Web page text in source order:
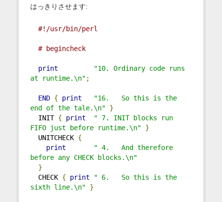
はっきりさせます:
#!/usr/bin/perl
# begincheck
print
"10. Ordinary code runs
at runtime.\n" ;
END { print
"16.   So this is the
end of the tale.\n"
}
INIT { print
" 7. INIT blocks run
FIFO just before runtime.\n"
}
UNITCHECK {
print
" 4.   And therefore
before any CHECK blocks.\n"
}
CHECK { print
" 6.   So this is the
sixth line.\n"
}